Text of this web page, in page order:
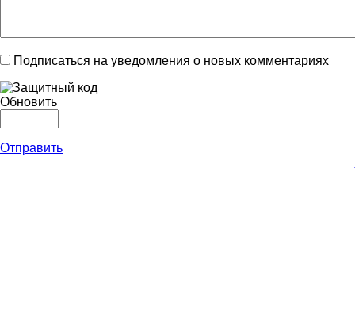
Подписаться на уведомления о новых комментариях
Обновить
Отправить